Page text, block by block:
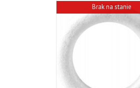
Brak na stanie